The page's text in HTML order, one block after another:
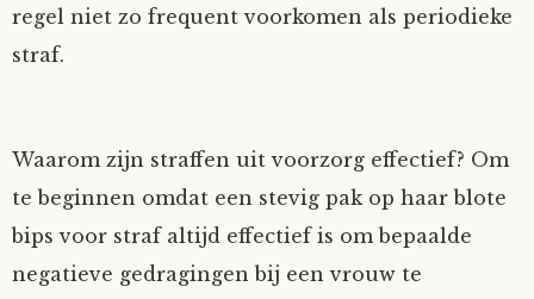
regel niet zo frequent voorkomen als periodieke
straf.
Waarom zijn straffen uit voorzorg effectief? Om
te beginnen omdat een stevig pak op haar blote
bips voor straf altijd effectief is om bepaalde
negatieve gedragingen bij een vrouw te